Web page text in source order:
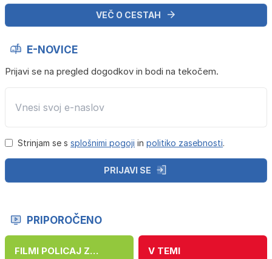
VEČ O CESTAH
E-NOVICE
Prijavi se na pregled dogodkov in bodi na tekočem.
Strinjam se s splošnimi pogoji in politiko zasebnosti.
PRIJAVI SE
PRIPOROČENO
FILMI POLICAJ Z
V TEMI